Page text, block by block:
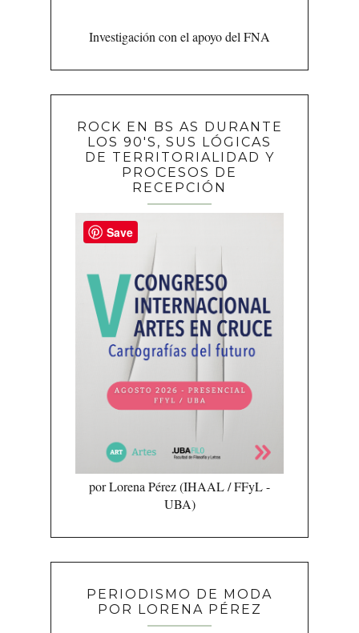
Investigación con el apoyo del FNA
ROCK EN BS AS DURANTE
LOS 90'S, SUS LÓGICAS
DE TERRITORIALIDAD Y
PROCESOS DE
RECEPCIÓN
por Lorena Pérez (IHAAL / FFyL -
UBA)
PERIODISMO DE MODA
POR LORENA PÉREZ
Save